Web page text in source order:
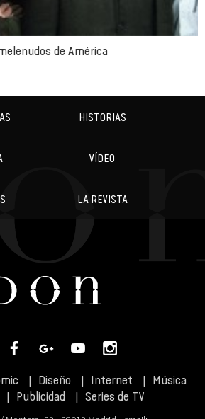
de América
HISTORIAS
VÍDEO
LA REVISTA
Diseño Internet
Música
Publicidad Series de TV